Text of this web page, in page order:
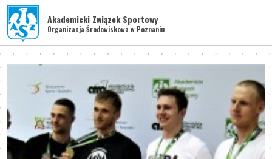
Akademicki Związek Sportowy
Organizacja Środowiskowa w Poznaniu